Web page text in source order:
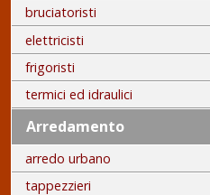
bruciatoristi
elettricisti
frigoristi
termici ed idraulici
Arredamento
arredo urbano
tappezzieri